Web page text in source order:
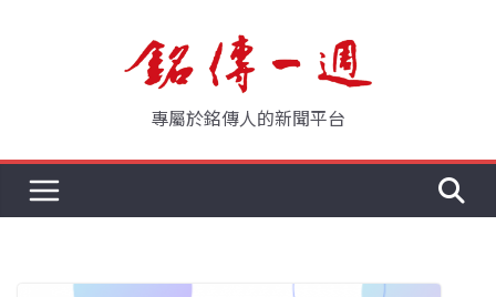
專屬於銘傳人的新聞平台